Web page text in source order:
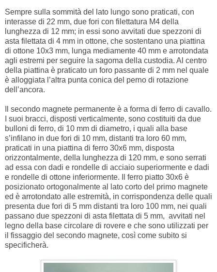
Sempre sulla sommità del lato lungo sono praticati, con
interasse di 22 mm, due fori con filettatura M4 della
lunghezza di 12 mm; in essi sono avvitati due spezzoni di
asta filettata di 4 mm in ottone, che sostentano una piattina
di ottone 10x3 mm, lunga mediamente 40 mm e arrotondata
agli estremi per seguire la sagoma della custodia. Al centro
della piattina è praticato un foro passante di 2 mm nel quale
è alloggiata l’altra punta conica del perno di rotazione
dell’ancora.
Il secondo magnete permanente è a forma di ferro di cavallo.
I suoi bracci, disposti verticalmente, sono costituiti da due
bulloni di ferro, di 10 mm di diametro, i quali alla base
s’infilano in due fori di 10 mm, distanti tra loro 60 mm,
praticati in una piattina di ferro 30x6 mm, disposta
orizzontalmente, della lunghezza di 120 mm, e sono serrati
ad essa con dadi e rondelle di acciaio superiormente e dadi
e rondelle di ottone inferiormente. Il ferro piatto 30x6 è
posizionato ortogonalmente al lato corto del primo magnete
ed è arrotondato alle estremità, in corrispondenza delle quali
presenta due fori di 5 mm distanti tra loro 100 mm, nei quali
passano due spezzoni di asta filettata di 5 mm, avvitati nel
legno della base circolare di rovere e che sono utilizzati per
il fissaggio del secondo magnete, così come subito si
specificherà.